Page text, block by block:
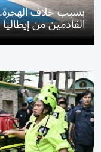
بسبب خلاف
القادمين من إيطاليا